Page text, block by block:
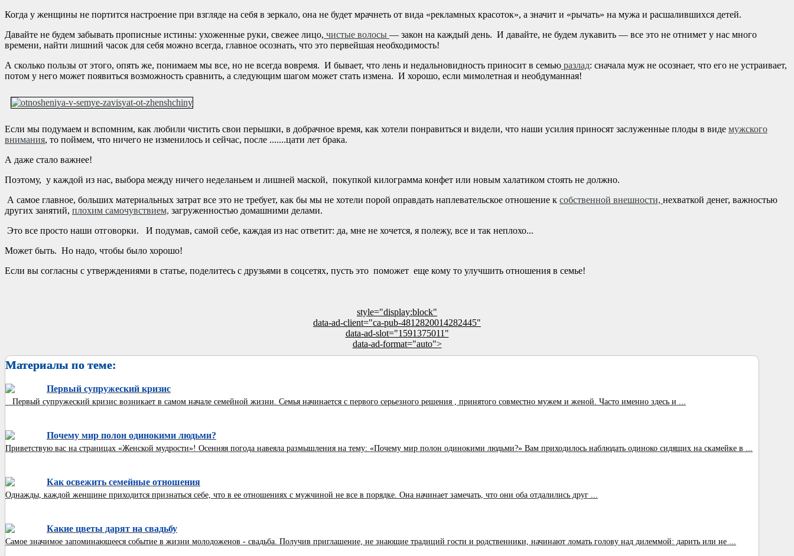
Когда у женщины не портится настроение при взгляде на себя в зеркало, она не будет мрачнеть от вида «рекламных красоток», а значит и «рычать» на мужа и расшалившихся детей.
Давайте не будем забывать прописные истины: ухоженные руки, свежее лицо, чистые волосы — закон на каждый день. И давайте, не будем лукавить — все это не отнимет у нас много
времени, найти лишний часок для себя можно всегда, главное осознать, что это первейшая необходимость!
А сколько пользы от этого, опять же, понимаем мы все, но не всегда вовремя. И бывает, что лень и недальновидность приносит в семью разлад: сначала муж не осознает, что его не устраивает,
потом у него может появиться возможность сравнить, а следующим шагом может стать измена. И хорошо, если мимолетная и необдуманная!
Если мы подумаем и вспомним, как любили чистить свои перышки, в добрачное время, как хотели понравиться и видели, что наши усилия приносят заслуженные плоды в виде мужского
внимания, то поймем, что ничего не изменилось и сейчас, после .......цати лет брака.
А даже стало важнее!
Поэтому, у каждой из нас, выбора между ничего неделаньем и лишней маской, покупкой килограмма конфет или новым халатиком стоять не должно.
А самое главное, больших материальных затрат все это не требует, как бы мы не хотели порой оправдать наплевательское отношение к собственной внешности, нехваткой денег, важностью
других занятий, плохим самочувствием, загруженностью домашними делами.
Это все просто наши отговорки. И подумав, самой себе, каждая из нас ответит: да, мне не хочется, я полежу, все и так неплохо...
Может быть. Но надо, чтобы было хорошо!
Если вы согласны с утверждениями в статье, поделитесь с друзьями в соцсетях, пусть это поможет еще кому то улучшить отношения в семье!
style="display:block"
data-ad-client="ca-pub-4812820014282445"
data-ad-slot="1591375011"
data-ad-format="auto">
Материалы по теме:
Первый супружеский кризис
Первый супружеский кризис возникает в самом начале семейной жизни. Семья начинается с первого серьезного решения , принятого совместно мужем и женой. Часто именно здесь и ...
Почему мир полон одинокими людьми?
Приветствую вас на страницах «Женской мудрости»! Осенняя погода навеяла размышления на тему: «Почему мир полон одинокими людьми?» Вам приходилось наблюдать одиноко сидящих на скамейке в ...
Как освежить семейные отношения
Однажды, каждой женщине приходится признаться себе, что в ее отношениях с мужчиной не все в порядке. Она начинает замечать, что они оба отдалились друг ...
Какие цветы дарят на свадьбу
Самое значимое запоминающееся событие в жизни молодоженов - свадьба. Получив приглашение, не знающие традиций гости и родственники, начинают ломать голову над дилеммой: дарить или не ...